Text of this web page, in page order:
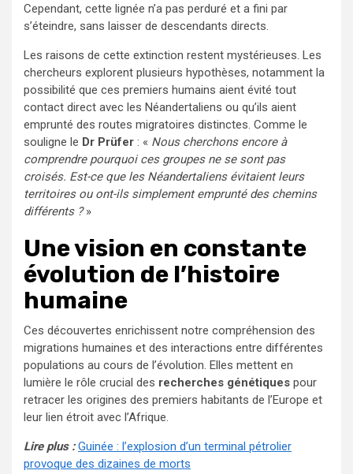
Cependant, cette lignée n’a pas perduré et a fini par
s’éteindre, sans laisser de descendants directs.
Les raisons de cette extinction restent mystérieuses. Les
chercheurs explorent plusieurs hypothèses, notamment la
possibilité que ces premiers humains aient évité tout
contact direct avec les Néandertaliens ou qu’ils aient
emprunté des routes migratoires distinctes. Comme le
souligne le Dr Prüfer : « Nous cherchons encore à
comprendre pourquoi ces groupes ne se sont pas
croisés. Est-ce que les Néandertaliens évitaient leurs
territoires ou ont-ils simplement emprunté des chemins
différents ?»
Une vision en constante
évolution de l’histoire
humaine
Ces découvertes enrichissent notre compréhension des
migrations humaines et des interactions entre différentes
populations au cours de l’évolution. Elles mettent en
lumière le rôle crucial des recherches génétiques pour
retracer les origines des premiers habitants de l’Europe et
leur lien étroit avec l’Afrique.
Lire plus :Guinée : l’explosion d’un terminal pétrolier
provoque des dizaines de morts